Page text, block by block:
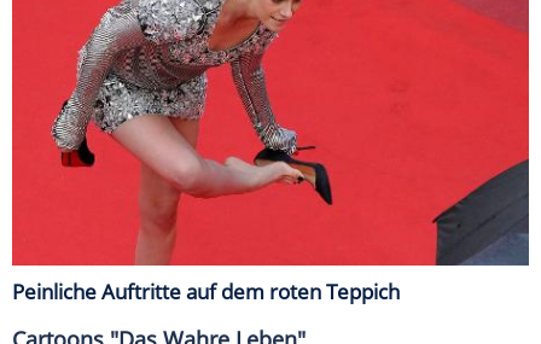
Peinliche Auftritte auf dem roten Teppich